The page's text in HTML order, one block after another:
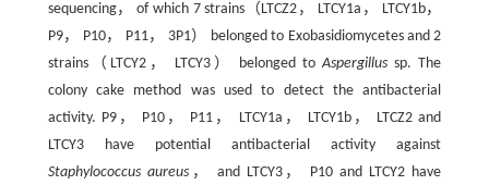
sequencing， of which 7 strains（LTCZ2， LTCY1a， LTCY1b，
P9， P10， P11， 3P1） belonged to Exobasidiomycetes and 2
strains（LTCY2， LTCY3） belonged toAspergillus sp. The
colony cake method was used to detect the antibacterial
activity. P9， P10， P11， LTCY1a， LTCY1b， LTCZ2 and
LTCY3 have potential antibacterial activity against
Staphylococcus aureus， and LTCY3， P10 and LTCY2 have